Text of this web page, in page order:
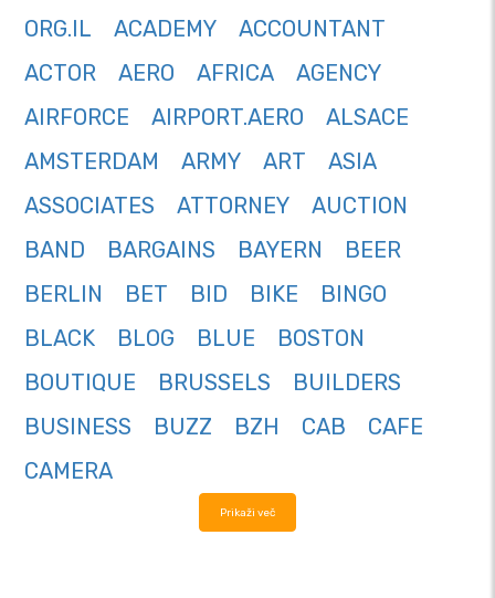
ORG.IL
ACADEMY
ACCOUNTANT
ACTOR
AERO AFRICA
AGENCY
AIRFORCE
AIRPORT.AERO
ALSACE
AMSTERDAM
ARMY ART
ASIA
ASSOCIATES
ATTORNEY
AUCTION
BAND
BARGAINS BAYERN
BEER
BERLIN
BET BID BIKE
BINGO
BLACK
BLOG BLUE
BOSTON
BOUTIQUE
BRUSSELS
BUILDERS
BUSINESS
BUZZ BZH CAB
CAFE
CAMERA
Prikaži več